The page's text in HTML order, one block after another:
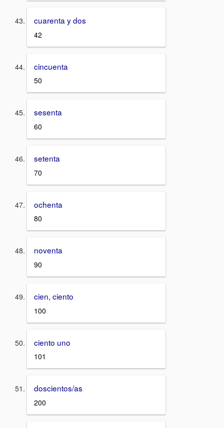
cuarenta y dos
42
cincuenta
50
sesenta
60
setenta
70
ochenta
80
noventa
90
cien, ciento
100
ciento uno
101
doscientos/as
200